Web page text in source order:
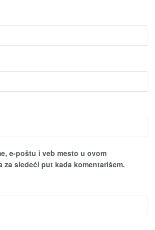
e-poštu i veb mesto u ovom
za sledeći put kada komentarišem.